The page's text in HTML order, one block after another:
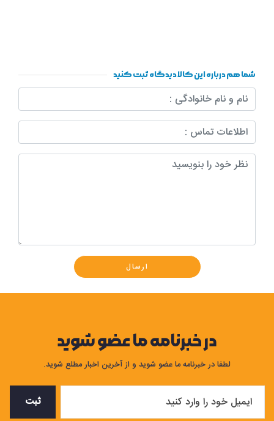
شما هم درباره این کالا دیدگاه ثبت کنید
ارسال
در خبرنامه ما عضو شوید
لطفا در خبرنامه ما عضو شوید و از آخرین اخبار مطلع شوید.
ثبت